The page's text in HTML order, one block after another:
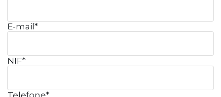
E-mail*
NIF*
Telefone*